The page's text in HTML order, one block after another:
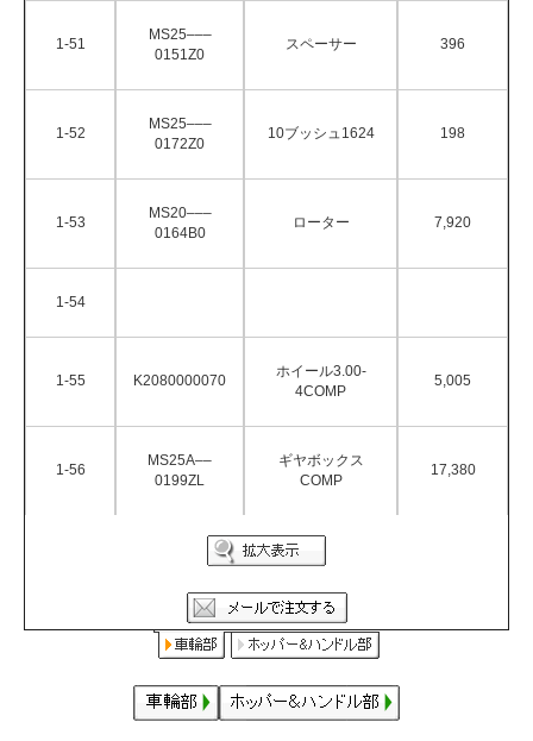
1-51
MS25–––
0151Z0
スペーサー 396
1-52
MS25–––
0172Z0
10ブッシュ1624 198
1-53
MS20–––
0164B0
ローター 7,920
1-54
1-55 K2080000070
ホイール3.00-
4COMP
5,005
1-56
MS25A––
0199ZL
ギヤボックス
COMP
17,380